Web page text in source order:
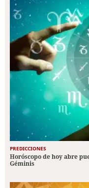
PREDICCIONES
Horóscopo de hoy abre
Géminis